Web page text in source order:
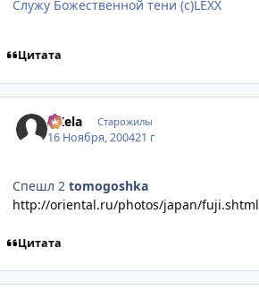
Служу Божественной тени (с)LEXX
Цитата
AKela Старожилы
16 Ноября, 200421 г
Спешл 2 tomogoshka
http://oriental.ru/photos/japan/fuji.shtml
Цитата